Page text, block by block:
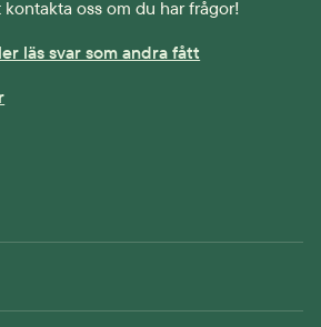
oss om du har frågor!
läs svar som andra fått